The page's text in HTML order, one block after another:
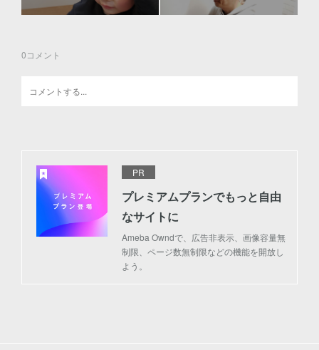
0コメント
PR
プレミアムプランでもっと自由
なサイトに
Ameba Owndで、広告非表示、画像容量無
制限、ページ数無制限などの機能を開放し
よう。